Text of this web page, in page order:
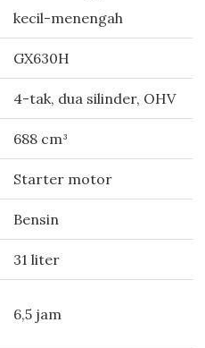
kecil-menengah
GX630H
4-tak, dua silinder, OHV
688 cm³
Starter motor
Bensin
31 liter
6,5 jam